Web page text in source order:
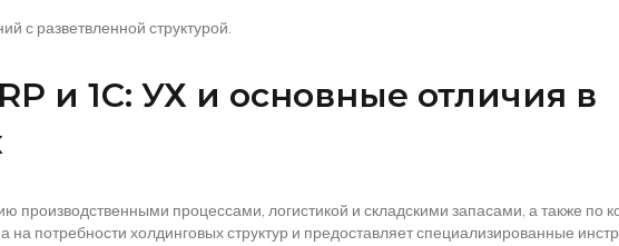
с разветвленной структурой.
и 1С: УХ и основные отличия в
процессами, логистикой и складскими запасами, а также по
потребности холдинговых структур и предоставляет специализированные